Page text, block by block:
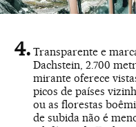
Transparente e
Dachstein, 2.700
mirante oferece
picos de países
ou as florestas
de subida não é